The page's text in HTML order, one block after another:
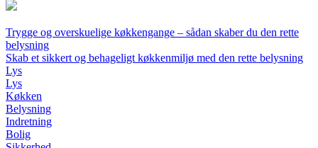
Trygge og overskuelige køkkengange – sådan skaber du den rette
belysning
Skab et sikkert og behageligt køkkenmiljø med den rette belysning
Lys
Lys
Køkken
Belysning
Indretning
Bolig